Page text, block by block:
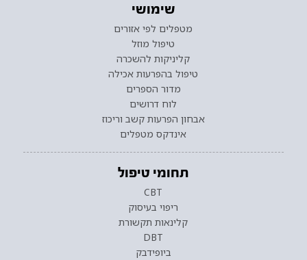
שימושי
מטפלים לפי אזורים
טיפול מוזל
קליניקות להשכרה
טיפול בהפרעות אכילה
מדור הספרים
לוח דרושים
אבחון הפרעות קשב וריכוז
אינדקס מטפלים
תחומי טיפול
CBT
ריפוי בעיסוק
קלינאות תקשורת
DBT
ביופידבק